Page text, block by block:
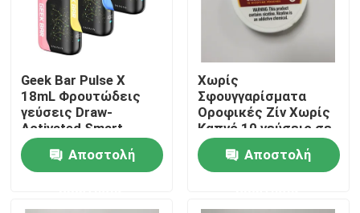
Geek Bar Pulse X
18mL Φρουτώδεις
γεύσεις Draw-
Activated Smart
Screen
Ξαναχρησιμοποιήσιμο
ατμόσφαιρο
Αποστολή
Χωρίς
Σφουγγαρίσματα
Οροφικές Ζίν Χωρίς
Καπνό 10 γεύσεις σε
Διαφορετικές
ΔυναμίεςΑποστολή